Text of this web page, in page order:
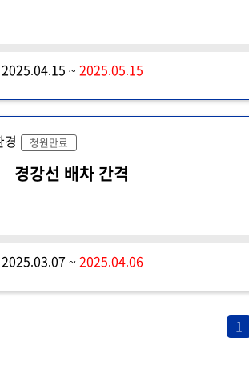
2025.04.15 ~ 2025.05.15
경 청원만료
경강선 배차 간격
2025.03.07 ~ 2025.04.06
1